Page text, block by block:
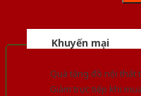
Khuyến mại
Quà tặng đồ nội thất
Giảm trực tiếp khi